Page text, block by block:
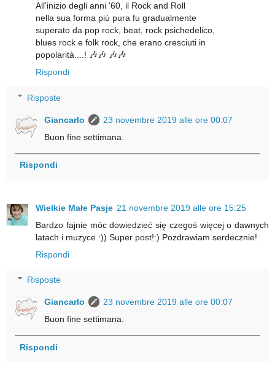
All'inizio degli anni '60, il Rock and Roll
nella sua forma più pura fu gradualmente
superato da pop rock, beat, rock psichedelico,
blues rock e folk rock, che erano cresciuti in
popolarità....! 🎶🎶 🎶🎶
Rispondi
Risposte
Giancarlo
23 novembre 2019 alle ore 00:07
Buon fine settimana.
Rispondi
Wielkie Małe Pasje 21 novembre 2019 alle ore 15:25
Bardzo fajnie móc dowiedzieć się czegoś więcej o dawnych
latach i muzyce :)) Super post!:) Pozdrawiam serdecznie!
Rispondi
Risposte
Giancarlo
23 novembre 2019 alle ore 00:07
Buon fine settimana.
Rispondi